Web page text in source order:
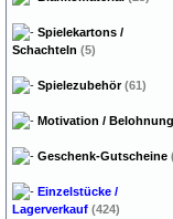
Spielekartons /
Schachteln (5)
Spielezubehör(61)
Motivation / Belohnung
Geschenk-Gutscheine
Einzelstücke /
Lagerverkauf (424)